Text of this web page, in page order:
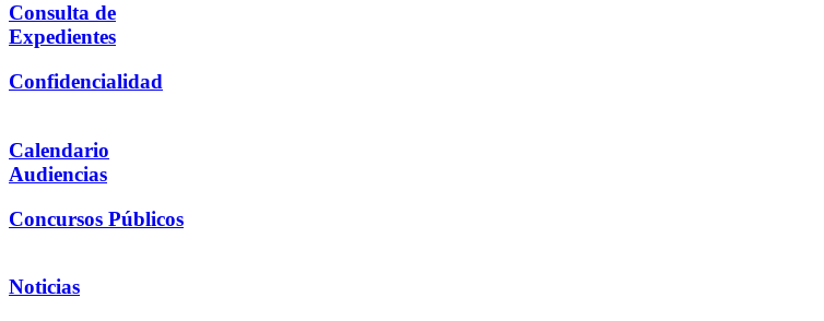
Consulta de
Expedientes
Confidencialidad
Calendario
Audiencias
Concursos Públicos
Noticias